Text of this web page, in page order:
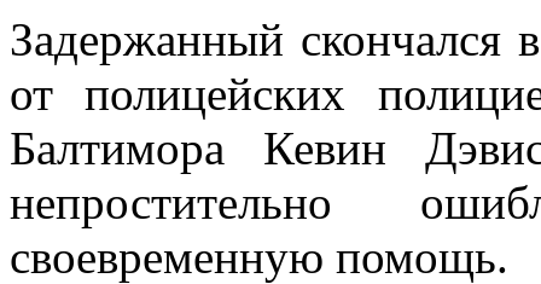
Задержанный скончался
от полицейских
Балтимора Кевин
непростительно
своевременную помощь.